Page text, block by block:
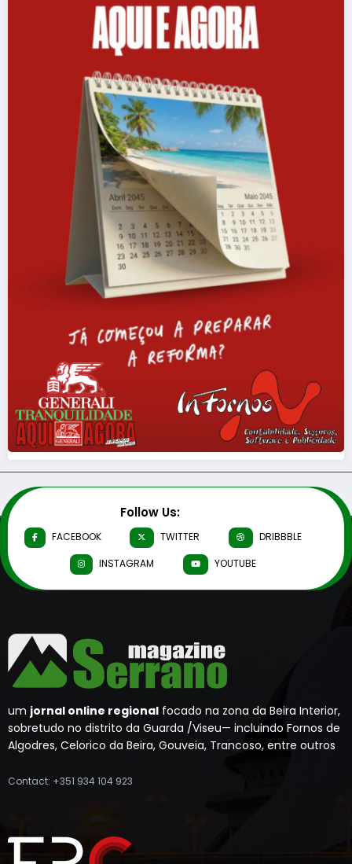
Follow Us:
FACEBOOK TWITTER
DRIBBBLE
INSTAGRAM
YOUTUBE
um jornal online regional focado na zona da Beira Interior,
sobretudo no distrito da Guarda /Viseu— incluindo Fornos de
Algodres, Celorico da Beira, Gouveia, Trancoso, entre outros
Contact: +351 934 104 923